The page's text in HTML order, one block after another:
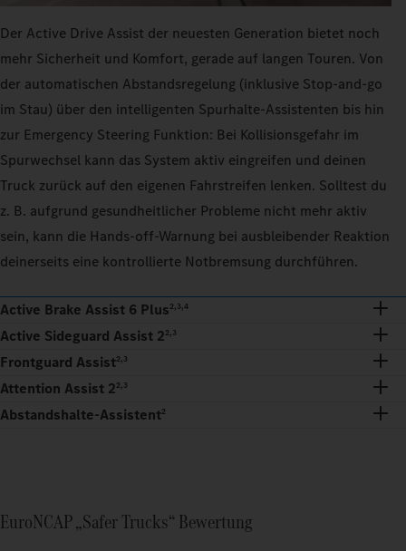
Der Active Drive Assist der neuesten Generation bietet noch
mehr Sicherheit und Komfort, gerade auf langen Touren. Von
der automatischen Abstandsregelung (inklusive Stop-and-go
im Stau) über den intelligenten Spurhalte-Assistenten bis hin
zur Emergency Steering Funktion: Bei Kollisionsgefahr im
Spurwechsel kann das System aktiv eingreifen und deinen
Truck zurück auf den eigenen Fahrstreifen lenken. Solltest du
z. B. aufgrund gesundheitlicher Probleme nicht mehr aktiv
sein, kann die Hands-off-Warnung bei ausbleibender Reaktion
deinerseits eine kontrollierte Notbremsung durchführen.
Active Brake Assist 6 Plus2,3,4
Active Sideguard Assist 22,3
Frontguard Assist2,3
Attention Assist 22,3
Abstandshalte-Assistent2
EuroNCAP „Safer Trucks“ Bewertung